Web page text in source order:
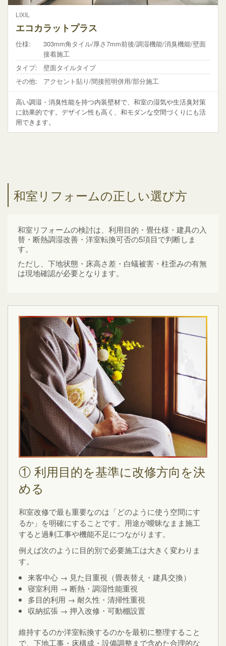
LIXIL
エコカラットプラス
仕様:
303mm角タイル/厚さ7mm前後/調湿機能/消臭機能/壁面
接着施工
タイプ:
壁面タイルタイプ
その他:
アクセント貼り/間接照明併用/部分施工
高い調湿・消臭性能を持つ内装壁材で、和室の湿気や生活臭対策
に効果的です。デザイン性も高く、和モダンな空間づくりにも活
用できます。
和室リフォームの正しい選び方
和室リフォームの検討は、利用目的・畳仕様・建具の入
替・断熱調湿改善・洋室転換可否の5項目で判断しま
す。
ただし、下地状態・床高さ差・白蟻被害・柱歪みの有無
は現地確認が必要となります。
① 利用目的を基準に改修方向を決
める
和室改修で最も重要なのは「どのように使う空間にす
るか」を明確にすることです。用途が曖昧なまま施工
すると過剰工事や機能不足につながります。
例えば次のように目的別で必要施工は大きく変わりま
す。
来客中心 → 見た目重視（畳表替え・建具交換）
寝室利用 → 断熱・調湿性能重視
多目的利用 → 耐久性・清掃性重視
収納拡張 → 押入改修・可動棚設置
維持するのか洋室転換するのかを最初に整理すること
で、下地工事・床構成・設備調整まで含めた合理的な